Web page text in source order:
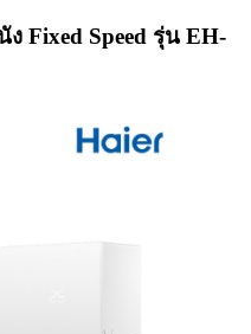
Fixed Speed รุ่น EH-